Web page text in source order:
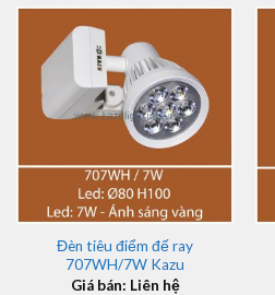
Đèn tiêu điểm đế ray
707WH/7W Kazu
Giá bán: Liên hệ